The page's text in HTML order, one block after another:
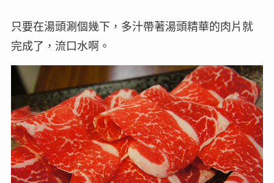
只要在湯頭涮個幾下，多汁帶著湯頭精華的肉片就
完成了，流口水啊。